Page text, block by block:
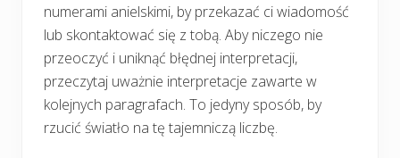
numerami anielskimi, by przekazać ci wiadomość
lub skontaktować się z tobą. Aby niczego nie
przeoczyć i uniknąć błędnej interpretacji,
przeczytaj uważnie interpretacje zawarte w
kolejnych paragrafach. To jedyny sposób, by
rzucić światło na tę tajemniczą liczbę.